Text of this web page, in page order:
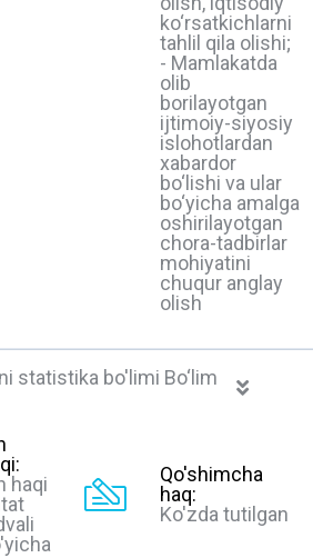
ko‘rsatkichlarni
tahlil qila olishi;
- Mamlakatda
olib
borilayotgan
ijtimoiy-siyosiy
islohotlardan
xabardor
bo‘lishi va ular
bo‘yicha amalga
oshirilayotgan
chora-tadbirlar
mohiyatini
chuqur anglay
olish
statistika bo'limi Bo‘lim
haqi
Qo'shimcha
haq:
Ko'zda tutilgan